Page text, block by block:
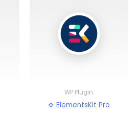
WP Plugin
≎ ElementsKit Pro